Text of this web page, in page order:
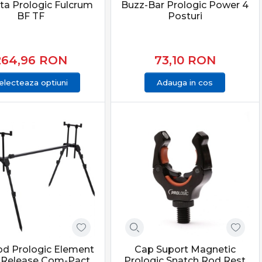
Prologic Fulcrum
BF TF
RON
optiuni
Buzz-Bar Prologic Power 4
Posturi
73,10 RON
Adauga in cos
Prologic Element
Cap Suport Magnetic